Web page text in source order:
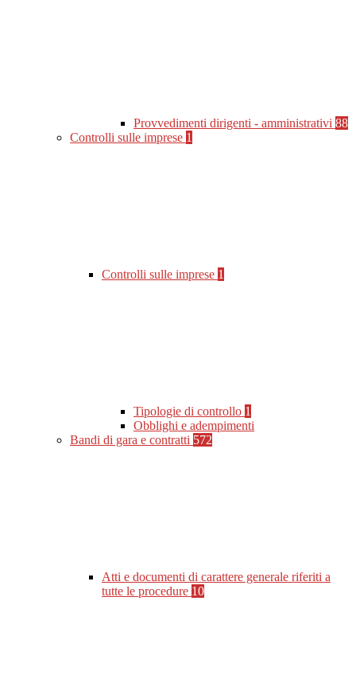
Provvedimenti dirigenti - amministrativi 88
Controlli sulle imprese 1
Controlli sulle imprese 1
Tipologie di controllo 1
Obblighi e adempimenti
Bandi di gara e contratti 572
Atti e documenti di carattere generale riferiti a
tutte le procedure 10